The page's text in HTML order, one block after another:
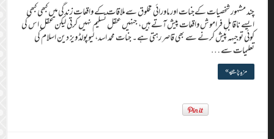
چند مشہور شخصیات کےجنات اور ماورائی مخلوق سے ملاقات کے واقعات زندگی میں کبھی کبھی
ایسے ناقابلِ فراموش واقعات پیش آتے ہیں، جنہیں عقل تسلیم نہیں کرتی لیکن عقل اس کی
کوئی توجیہہ پیش کرنے سے بھی قاصر رہتی ہے۔ جنات محمد اسد، لیوپولڈ ویز دین اسلام کی
تعلیمات سے …
مزید پڑھیے »